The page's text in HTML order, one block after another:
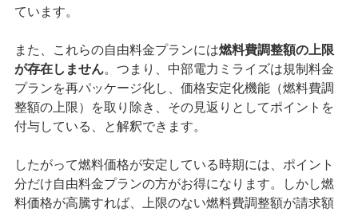
ています。
また、これらの自由料金プランには燃料費調整額の上限
が存在しません。つまり、中部電力ミライズは規制料金
プランを再パッケージ化し、価格安定化機能（燃料費調
整額の上限）を取り除き、その見返りとしてポイントを
付与している、と解釈できます。
したがって燃料価格が安定している時期には、ポイント
分だけ自由料金プランの方がお得になります。しかし燃
料価格が高騰すれば、上限のない燃料費調整額が請求額